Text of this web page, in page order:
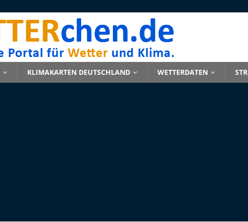
KLIMAKARTEN DEUTSCHLAND WETTERDATEN